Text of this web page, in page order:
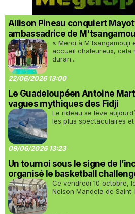
Allison Pineau conquiert
ambassadrice de
« Merci à M'tsangamouji
accueil chaleureux, cela
duran...
22/06/2026 13:00
Le Guadeloupéen Antoine
vagues mythiques des Fidji
Le rideau se lève
les plus spectaculaires
09/06/2026 13:23
Un tournoi sous le signe de
organisé le basketball
Ce vendredi 10 octobre,
Nelson Mandela de